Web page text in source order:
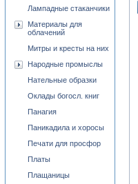
Лампадные стаканчики
Материалы для
облачений
Митры и кресты на них
Народные промыслы
Нательные образки
Оклады богосл. книг
Панагия
Паникадила и хоросы
Печати для просфор
Платы
Плащаницы